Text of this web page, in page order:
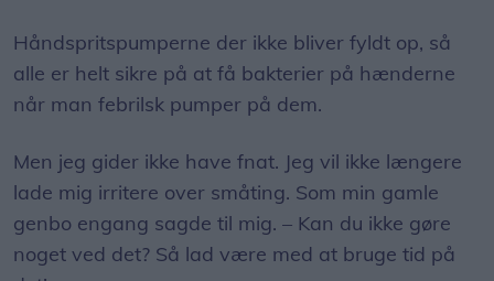
Håndspritspumperne der ikke bliver fyldt op, så
alle er helt sikre på at få bakterier på hænderne
når man febrilsk pumper på dem.
Men jeg gider ikke have fnat. Jeg vil ikke længere
lade mig irritere over småting. Som min gamle
genbo engang sagde til mig. – Kan du ikke gøre
noget ved det? Så lad være med at bruge tid på